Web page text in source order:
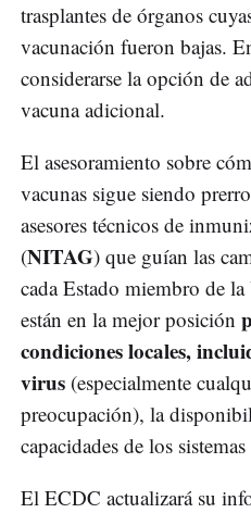
trasplantes de órganos
vacunación fueron bajas.
considerarse la opción de
vacuna adicional.
El asesoramiento sobre
vacunas sigue siendo
asesores técnicos de
(NITAG) que guían las
cada Estado miembro de
están en la mejor posición
condiciones locales,
virus (especialmente
preocupación), la
capacidades de los
El ECDC actualizará su